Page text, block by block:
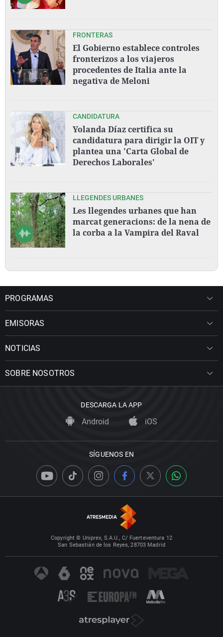
FRONTERAS
El Gobierno establece controles
fronterizos a los viajeros
procedentes de Italia ante la
negativa de Meloni
CANDIDATURA
Yolanda Díaz certifica su
candidatura para dirigir la OIT y
plantea una 'Carta Global de
Derechos Laborales'
LLEGENDES URBANES
Les llegendes urbanes que han
marcat generacions: de la nena de
la corba a la Vampira del Raval
PROGRAMAS
EMISORAS
NOTICIAS
SOBRE NOSOTROS
DESCARGA LA APP
Android iOS
SÍGUENOS EN
Copyright © Uniprex, S.A.U., C/ Fuerteventura 12
San Sebastián de los Reyes, 28703 Madrid